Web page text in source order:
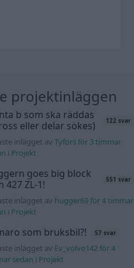
projektinläggen
b som ska räddas
eller delar sökes)
122 svar
inlägget av Tyfors för 3 timmar
i Projekt
goes big block
427 ZL-1!
551 svar
inlägget av hugger69 för 4 timmar
i Projekt
som bruksbil?! 57 svar
inlägget av Ev_volvo142 för 4
sedan i Projekt